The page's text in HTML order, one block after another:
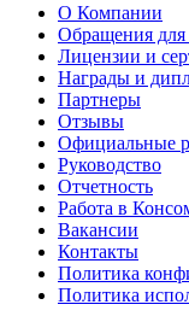
О Компании
Обращения для
Лицензии и
Награды и
Партнеры
Отзывы
Официальные
Руководство
Отчетность
Работа в
Вакансии
Контакты
Политика
Политика